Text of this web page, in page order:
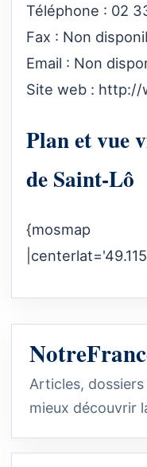
Téléphone : 02
Fax : Non
Email : Non
Site web : http://
Plan et vue
de Saint-Lô
{mosmap
Articles,
mieux découvrir